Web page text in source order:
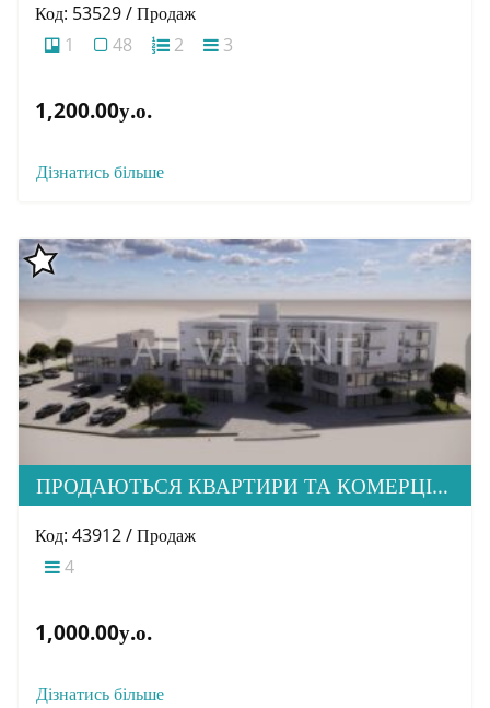
Код: 53529 / Продаж
1
48 2 3
1,200.00у.о.
Дізнатись більше
ПРОДАЮТЬСЯ КВАРТИРИ ТА КОМЕРЦІЙНА НЕРУХОМІСТЬ ПО ВУЛ. Б. ХМЕЛЬНИЦЬКОГО
Код: 43912 / Продаж
4
1,000.00у.о.
Дізнатись більше